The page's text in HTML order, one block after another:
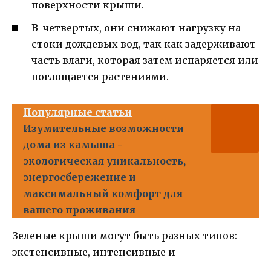
поверхности крыши.
В-четвертых, они снижают нагрузку на
стоки дождевых вод, так как задерживают
часть влаги, которая затем испаряется или
поглощается растениями.
Популярные статьи
Изумительные возможности
дома из камыша -
экологическая уникальность,
энергосбережение и
максимальный комфорт для
вашего проживания
Зеленые крыши могут быть разных типов:
экстенсивные, интенсивные и